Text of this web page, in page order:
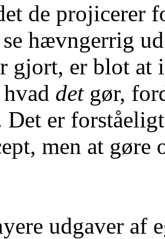
de projicerer
hævngerrig
gjort, er blot at
detgør,
er
men at gøre
udgaver af